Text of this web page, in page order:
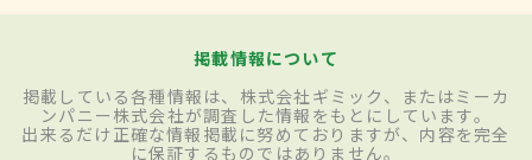
掲載情報について
掲載している各種情報は、株式会社ギミック、またはミーカ
ンパニー株式会社が調査した情報をもとにしています。
出来るだけ正確な情報掲載に努めておりますが、内容を完全
に保証するものではありません。